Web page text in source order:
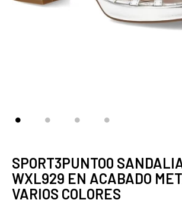
SPORT3PUNTO0
WXL929 EN ACABADO
VARIOS COLORES